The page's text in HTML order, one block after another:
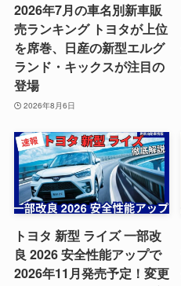
2026年7月の車名別新車販
売ランキング トヨタが上位
を席巻、日産の新型エルグ
ランド・キックスが注目の
登場
2026年8月6日
トヨタ 新型 ライズ 一部改
良 2026 安全性能アップで
2026年11月発売予定！変更